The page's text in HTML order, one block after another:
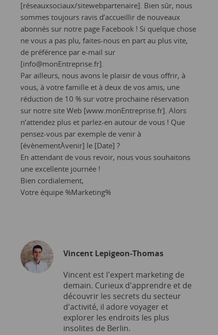
[réseauxsociaux/sitewebpartenaire]. Bien sûr, nous
sommes toujours ravis d’accueillir de nouveaux
abonnés sur notre page Facebook ! Si quelque chose
ne vous a pas plu, faites-nous en part au plus vite,
de préférence par e-mail sur
[info@monEntreprise.fr].
Par ailleurs, nous avons le plaisir de vous offrir, à
vous, à votre famille et à deux de vos amis, une
réduction de 10 % sur votre prochaine réservation
sur notre site Web [www.monEntreprise.fr]. Alors
n’attendez plus et parlez-en autour de vous ! Que
pensez-vous par exemple de venir à
[évènementÀvenir] le [Date] ?
En attendant de vous revoir, nous vous souhaitons
une excellente journée !
Bien cordialement,
Votre équipe %Marketing%
Vincent Lepigeon-Thomas
Vincent est l'expert marketing de
demain. Curieux d'apprendre et de
découvrir les secrets du secteur
d'activité, il adore voyager et
explorer les endroits les plus
insolites de Berlin.